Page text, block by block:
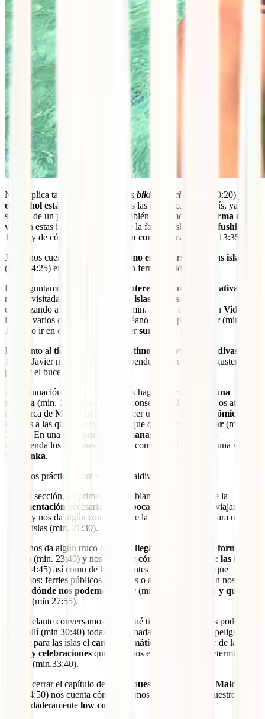
Nos explica también lo que son las bikini beachs
(min. 10:20) y que
el alcohol está prohibido
en todas las islas locales del país, ya que
se trata de un país musulmán. También hablamos de la
forma de
vida
en estas islas (min. 11:55), de la famosa isla de Maafushi
12:45) y de cómo es la
interacción con los locales
(min. 13:35).
Javier nos cuenta más adelante
cómo es moverse entre las islas
(min. 14:25) en ferris públicos o en ferries rápidos.
Le preguntamos por otras
zonas interesantes más alternativas
menos visitadas y nos habla de las
islas localesque están
comenzando a abrirse al turismo (min. 16:50), de hacer un Vida a
Bordo
varios días surcando el Océano Índico para bucear (min.
17:55) o ir en otra época para hacersurf
En cuanto al tiempo mínimo y óptimo para visitar Maldivas
18:30) Javier nos comenta que dependerá de cuánto nos gusten la
playa y el buceo.
A continuación le pedimos que nos haga una
ruta para una
semana (min. 19:35) donde nos aconseja quedarnos por los atolones
más cerca de Malé si queremos hacer un
viaje muy económico
las islas a las que debemos ir si lo que queremos es
bucear (min.
20:00). En una
ruta para dos semanas
(min. 20:10) nos
recomienda los
atolones del sur
o combinar el viaje con una visita a
Sri Lanka.
Aspectos prácticos para viajar a Maldivas
En esta sección, en primer lugar hablamos (min 20:50) de la
documentación necesaria, de la época más idónea para viajar (min.
21:05) y nos da algún consejo sobre la
para un viaje
a estas islas (min. 21:30).
Javier nos da algún truco de
cómo llegar a Maldivas de forma más
barata (min. 23:40) y nos habla de cómo moverse entre las islas
(min. 24:45) así como de las diferentes opciones con las que
contamos: ferries públicos, privados o avionetas. También nos
dónde nos podemos alojar (min 26:05) y
dónde y qué
(min 27:55).
Más adelante conversamos sobre qué tipo de
actividades podemos
hacer allí (min 30:40) todas relacionadas con el mar; del peligro que
supone para las islas el cambio climático
(min. 33:00); y de las
fiestas y celebraciones que podemos encontrarnos en determinadas
épocas (min.33:40).
Y para cerrar el capítulo del
presupuesto para viajar a Maldivas
(min 34:50) nos cuenta cómo podemos hacer para que nuestro viaje
sea verdaderamente low cost